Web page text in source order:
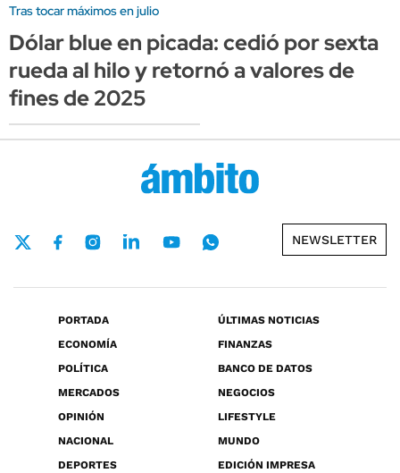
Tras tocar máximos en julio
Dólar blue en picada: cedió por sexta
rueda al hilo y retornó a valores de
fines de 2025
NEWSLETTER
PORTADA
ÚLTIMAS NOTICIAS
ECONOMÍA
FINANZAS
POLÍTICA
BANCO DE DATOS
MERCADOS
NEGOCIOS
OPINIÓN
LIFESTYLE
NACIONAL
MUNDO
DEPORTES
EDICIÓN IMPRESA